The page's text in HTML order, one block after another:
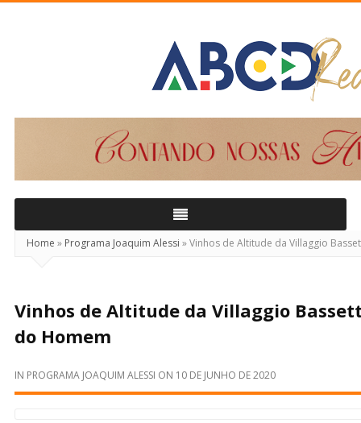
Home » Programa Joaquim Alessi »Vinhos de Altitude da Villaggio
Vinhos de Altitude da Villaggio
do Homem
IN PROGRAMA JOAQUIM ALESSI ON 10 DE JUNHO DE 2020